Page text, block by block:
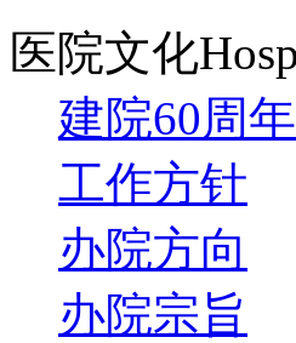
医院文化
建院60周年
工作方针
办院方向
办院宗旨